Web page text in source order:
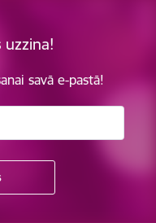
uzzina!
savā e-pastā!